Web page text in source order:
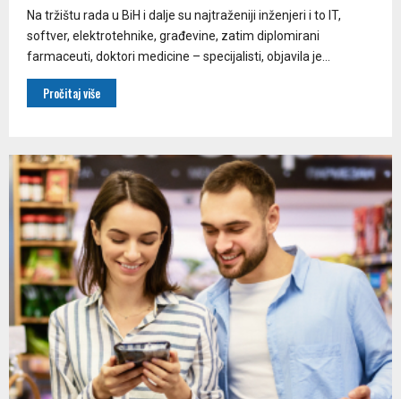
Na tržištu rada u BiH i dalje su najtraženiji inženjeri i to IT,
softver, elektrotehnike, građevine, zatim diplomirani
farmaceuti, doktori medicine – specijalisti, objavila je...
Pročitaj više